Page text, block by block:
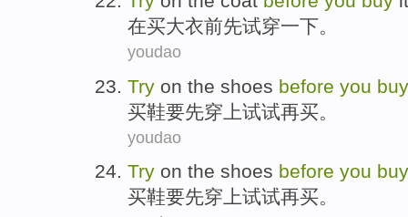
在买大衣前先试穿一下。
youdao
Try on the shoes before you buy
买鞋要先穿上试试再买。
youdao
Try on the shoes before you buy
买鞋要先穿上试试再买。